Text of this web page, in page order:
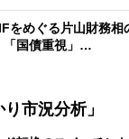
をめぐる片山財務
国債重視」…
市況分析」